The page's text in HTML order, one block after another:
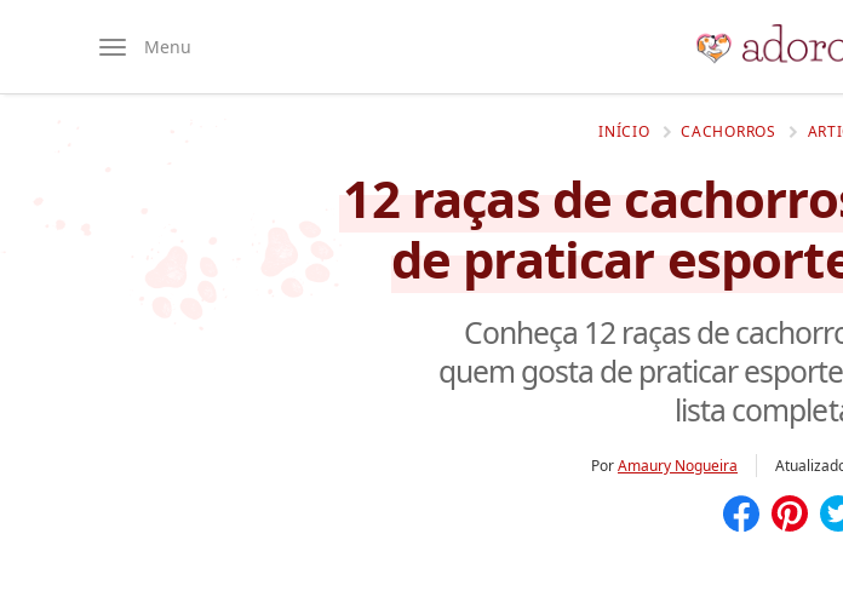
Menu
INÍCIO CACHORROS
12 raças de
de praticar
Conheça 12 raças de
quem gosta de praticar
lista
PorAmaury Nogueira